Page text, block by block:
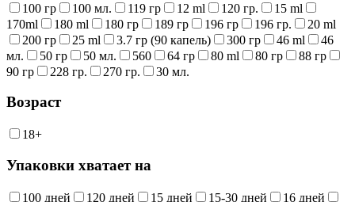
100 гр 100 мл. 119 гр 12 ml 120 гр.
15 ml
170ml
180 ml 180 гр 189 гр 196 гр 196 гр.
20 ml
200 гр
25 ml 3.7 гр (90 капель) 300 гр 46 ml
46
мл.
50 гр 50 мл. 560 64 гр 80 ml 80 гр
88 гр
90 гр
228 гр. 270 гр. 30 мл.
Возраст
18+
Упаковки хватает на
100 дней 120 дней 15 дней 15-30 дней
16 дней